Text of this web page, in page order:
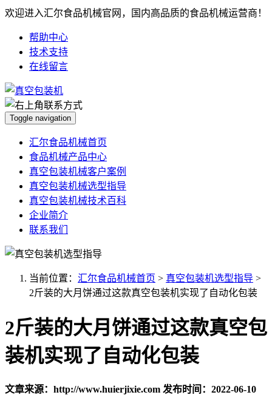
欢迎进入汇尔食品机械官网，国内高品质的食品机械运营商！
帮助中心
技术支持
在线留言
Toggle navigation
汇尔食品机械首页
食品机械产品中心
真空包装机械客户案例
真空包装机械选型指导
真空包装机械技术百科
企业简介
联系我们
当前位置： 汇尔食品机械首页 > 真空包装机选型指导 >
2斤装的大月饼通过这款真空包装机实现了自动化包装
2斤装的大月饼通过这款真空包
装机实现了自动化包装
文章来源：http://www.huierjixie.com 发布时间：2022-06-10